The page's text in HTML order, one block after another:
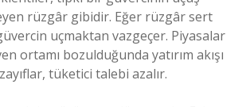
rüzgâr gibidir. Eğer rüzgâr sert
uçmaktan vazgeçer. Piyasalar
ortamı bozulduğunda yatırım akışı
tüketici talebi azalır.